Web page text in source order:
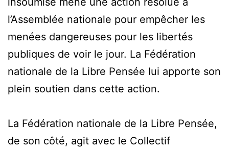
l’Assemblée nationale pour empêcher les
menées dangereuses pour les libertés
publiques de voir le jour. La Fédération
nationale de la Libre Pensée lui apporte son
plein soutien dans cette action.
La Fédération nationale de la Libre Pensée,
de son côté, agit avec le Collectif